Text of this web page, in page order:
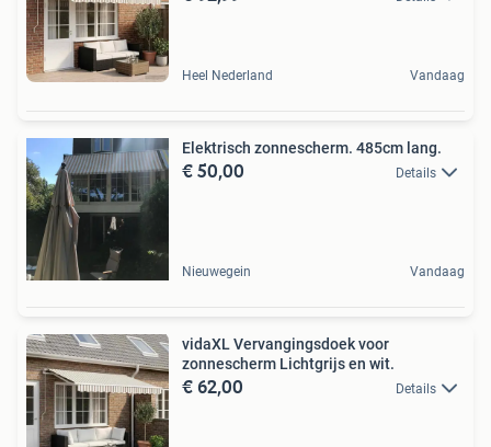
Heel Nederland Vandaag
Elektrisch zonnescherm. 485cm lang.
€ 50,00 Details
Nieuwegein Vandaag
vidaXL Vervangingsdoek voor
zonnescherm Lichtgrijs en wit.
€ 62,00 Details